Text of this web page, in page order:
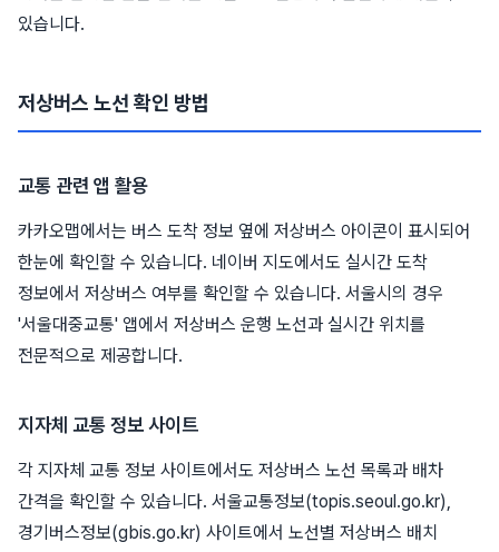
있습니다.
저상버스 노선 확인 방법
교통 관련 앱 활용
카카오맵에서는 버스 도착 정보 옆에 저상버스 아이콘이 표시되어
한눈에 확인할 수 있습니다. 네이버 지도에서도 실시간 도착
정보에서 저상버스 여부를 확인할 수 있습니다. 서울시의 경우
'서울대중교통' 앱에서 저상버스 운행 노선과 실시간 위치를
전문적으로 제공합니다.
지자체 교통 정보 사이트
각 지자체 교통 정보 사이트에서도 저상버스 노선 목록과 배차
간격을 확인할 수 있습니다. 서울교통정보(topis.seoul.go.kr),
경기버스정보(gbis.go.kr) 사이트에서 노선별 저상버스 배치